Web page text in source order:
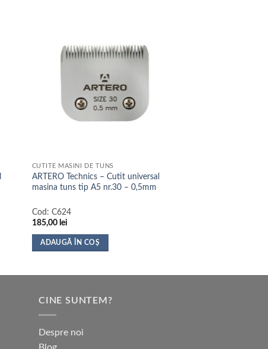
CUTITE MASINI DE TUNS
ARTERO Technics – Cutit universal
masina tuns tip A5 nr.30 – 0,5mm
Cod: C624
185,00 lei
ADAUGĂ ÎN COȘ
CINE SUNTEM?
Despre noi